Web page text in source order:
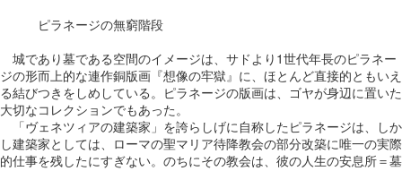
ピラネージの無窮階段
城であり墓である空間のイメージは、サドより1世代年長のピラネー
ジの形而上的な連作銅版画『想像の牢獄』に、ほとんど直接的ともいえ
る結びつきをしめしている。ピラネージの版画は、ゴヤが身辺に置いた
大切なコレクションでもあった。
「ヴェネツィアの建築家」を誇らしげに自称したピラネージは、しか
し建築家としては、ローマの聖マリア待降教会の部分改築に唯一の実際
的仕事を残したにすぎない。のちにその教会は、彼の人生の安息所＝墓